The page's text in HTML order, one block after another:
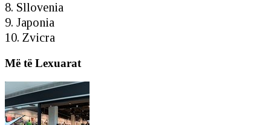
8. Sllovenia
9. Japonia
10. Zvicra
Më të Lexuarat